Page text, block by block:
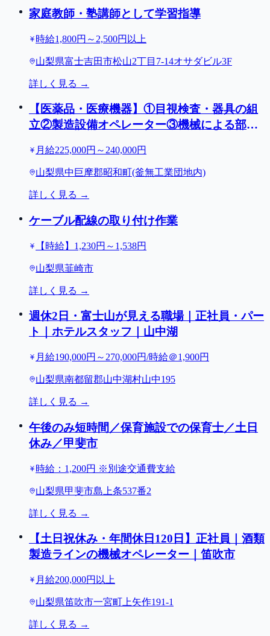
家庭教師・塾講師として学習指導
時給1,800円～2,500円以上
山梨県富士吉田市松山2丁目7-14オサダビル3F
詳しく見る →
【医薬品・医療機器】①目視検査・器具の組
立②製造設備オペレーター③機械による部品
月給225,000円～240,000円
山梨県中巨摩郡昭和町(釜無工業団地内)
詳しく見る →
ケーブル配線の取り付け作業
【時給】1,230円～1,538円
山梨県韮崎市
詳しく見る →
週休2日・富士山が見える職場｜正社員・パー
ト｜ホテルスタッフ｜山中湖
月給190,000円～270,000円/時給＠1,900円
山梨県南都留郡山中湖村山中195
詳しく見る →
午後のみ短時間／保育施設での保育士／土日
休み／甲斐市
時給：1,200円 ※別途交通費支給
山梨県甲斐市島上条537番2
詳しく見る →
【土日祝休み・年間休日120日】正社員｜酒類
製造ラインの機械オペレーター｜笛吹市
月給200,000円以上
山梨県笛吹市一宮町上矢作191-1
詳しく見る →